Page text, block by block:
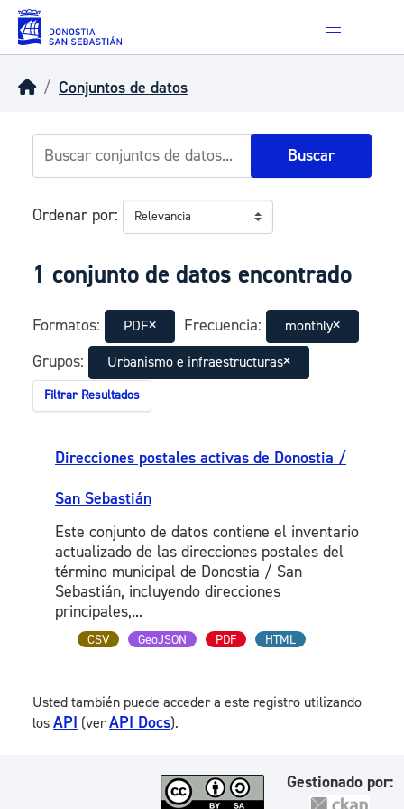
Skip to main content
Conjuntos de datos
Buscar
Ordenar por
1 conjunto de datos encontrado
Formatos: PDF Frecuencia: monthly
Grupos: Urbanismo e infraestructuras
Filtrar Resultados
Direcciones postales activas de Donostia /
San Sebastián
Este conjunto de datos contiene el inventario
actualizado de las direcciones postales del
término municipal de Donostia / San
Sebastián, incluyendo direcciones
principales,...
CSV GeoJSON PDF HTML
Usted también puede acceder a este registro utilizando
los API (verAPI Docs).
Gestionado por: